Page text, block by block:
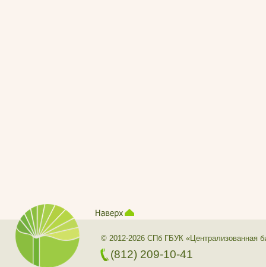
© 2012-2026 СПб ГБУК «Централизованная
(812) 209-10-41